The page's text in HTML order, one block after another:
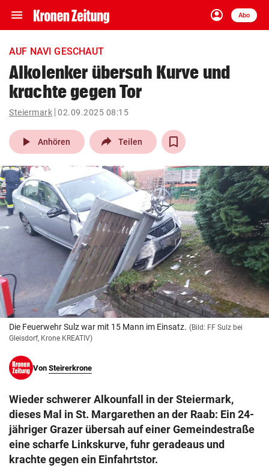
menu Navigation
ein-/ausklappen
account_circle
Anmelden
Abo
close Schließen
account_circle Anmelden
pin_drop
Wien arrow_right
bookmark
search
Suchbegriff
eingeben
© Krone Multimedia GmbH & Co KG 2026
Muthgasse 2, 1190 Wien
AUF NAVI GESCHAUT
Alkolenker übersah Kurve und
krachte gegen Tor
Steiermark 02.09.2025 08:15
play_arrow Anhören Teilen
Die Feuerwehr Sulz war mit 15 Mann im Einsatz. (Bild: FF Sulz bei
Gleisdorf, Krone KREATIV)
Von Steirerkrone
Wieder schwerer Alkounfall in der Steiermark,
dieses Mal in St. Margarethen an der Raab: Ein 24-
jähriger Grazer übersah auf einer Gemeindestraße
eine scharfe Linkskurve, fuhr geradeaus und
krachte gegen ein Einfahrtstor.